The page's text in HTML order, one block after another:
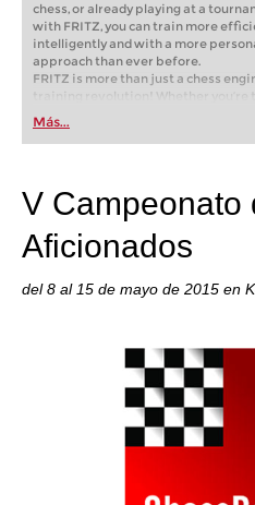
chess, or already playing at a
with FRITZ, you can train more
intelligently and with a more
approach than ever before.
FRITZ is more than just a chess
training revolution! Whether you’re
first steps into the world of club
playing at a tournament level: with
train more efficiently, intelligently
Más...
V Campeonato
Aficionados
del 8 al 15 de mayo de 2015 en